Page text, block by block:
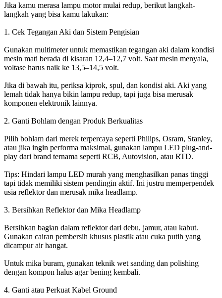
Jika kamu merasa lampu motor mulai redup, berikut langkah-
langkah yang bisa kamu lakukan:
1. Cek Tegangan Aki dan Sistem Pengisian
Gunakan multimeter untuk memastikan tegangan aki dalam kondisi
mesin mati berada di kisaran 12,4–12,7 volt. Saat mesin menyala,
voltase harus naik ke 13,5–14,5 volt.
Jika di bawah itu, periksa kiprok, spul, dan kondisi aki. Aki yang
lemah tidak hanya bikin lampu redup, tapi juga bisa merusak
komponen elektronik lainnya.
2. Ganti Bohlam dengan Produk Berkualitas
Pilih bohlam dari merek terpercaya seperti Philips, Osram, Stanley,
atau jika ingin performa maksimal, gunakan lampu LED plug-and-
play dari brand ternama seperti RCB, Autovision, atau RTD.
Tips: Hindari lampu LED murah yang menghasilkan panas tinggi
tapi tidak memiliki sistem pendingin aktif. Ini justru memperpendek
usia reflektor dan merusak mika headlamp.
3. Bersihkan Reflektor dan Mika Headlamp
Bersihkan bagian dalam reflektor dari debu, jamur, atau kabut.
Gunakan cairan pembersih khusus plastik atau cuka putih yang
dicampur air hangat.
Untuk mika buram, gunakan teknik wet sanding dan polishing
dengan kompon halus agar bening kembali.
4. Ganti atau Perkuat Kabel Ground